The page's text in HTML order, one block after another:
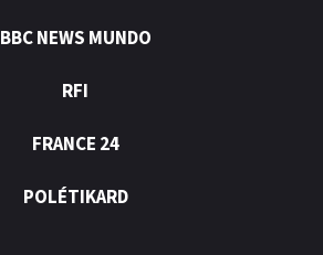
BBC NEWS MUNDO
RFI
FRANCE 24
POLÉTIKARD